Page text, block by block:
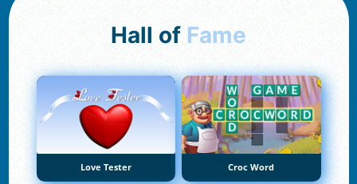
Hall of Fame
Love Tester Croc Word